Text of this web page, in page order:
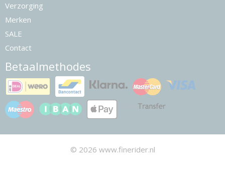
Verzorging
Merken
SALE
Contact
Betaalmethodes
© 2026 www.finerider.nl